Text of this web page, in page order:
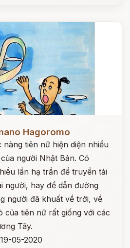
Hagoromo
nàng tiên nữ hiện diện nhiều
người Nhật Bản. Có
lần hạ trần để truyền tải
người, hay để dẫn đường
người đã khuất về trời, về
của tiên nữ rất giống với các
Tây.
19-05-2020